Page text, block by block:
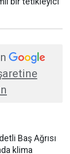
Baş Ağrısı
klima